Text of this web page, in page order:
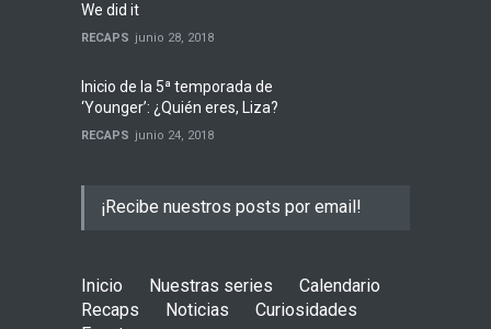
We did it
RECAPS junio 28, 2018
Inicio de la 5ª temporada de
‘Younger’: ¿Quién eres, Liza?
RECAPS junio 24, 2018
¡Recibe nuestros posts por email!
Inicio Nuestras series
Calendario
Recaps
Noticias
Curiosidades